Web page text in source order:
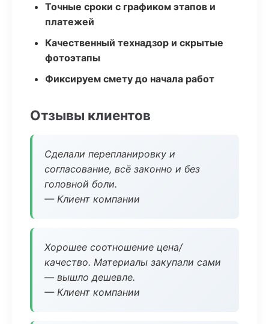
Точные сроки с графиком этапов и
платежей
Качественный технадзор и скрытые
фотоэтапы
Фиксируем смету до начала работ
Отзывы клиентов
Сделали перепланировку и
согласование, всё законно и без
головной боли.
— Клиент компании
Хорошее соотношение цена/
качество. Материалы закупали сами
— вышло дешевле.
— Клиент компании